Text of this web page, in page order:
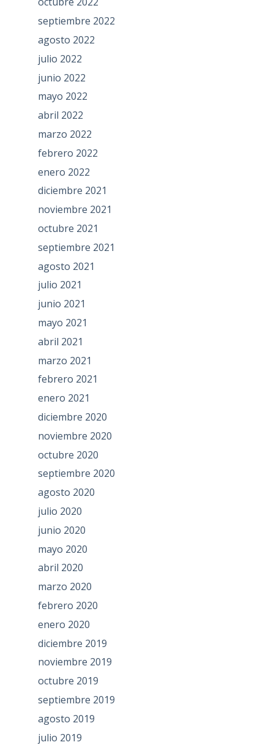
septiembre 2022
agosto 2022
julio 2022
junio 2022
mayo 2022
abril 2022
marzo 2022
febrero 2022
enero 2022
diciembre 2021
noviembre 2021
octubre 2021
septiembre 2021
agosto 2021
julio 2021
junio 2021
mayo 2021
abril 2021
marzo 2021
febrero 2021
enero 2021
diciembre 2020
noviembre 2020
octubre 2020
septiembre 2020
agosto 2020
julio 2020
junio 2020
mayo 2020
abril 2020
marzo 2020
febrero 2020
enero 2020
diciembre 2019
noviembre 2019
octubre 2019
septiembre 2019
agosto 2019
julio 2019